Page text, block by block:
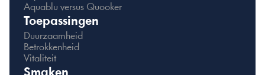
Aquablu versus Quooker
Toepassingen
Duurzaamheid
Betrokkenheid
Vitaliteit